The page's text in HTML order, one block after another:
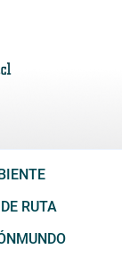
RUTA
MUNDO